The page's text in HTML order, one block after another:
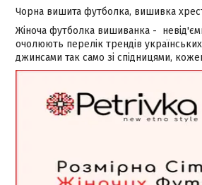
Чорна вишита футболка, вишивка
Жіноча футболка вишиванка -
очолюють перелік трендів
джинсами так само зі спідницями,